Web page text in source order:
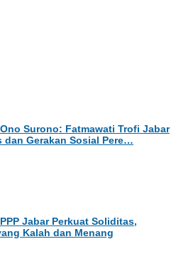
Ono Surono: Fatmawati Trofi Jabar
dan Gerakan Sosial Pere…
PPP Jabar Perkuat Soliditas,
Kalah dan Menang